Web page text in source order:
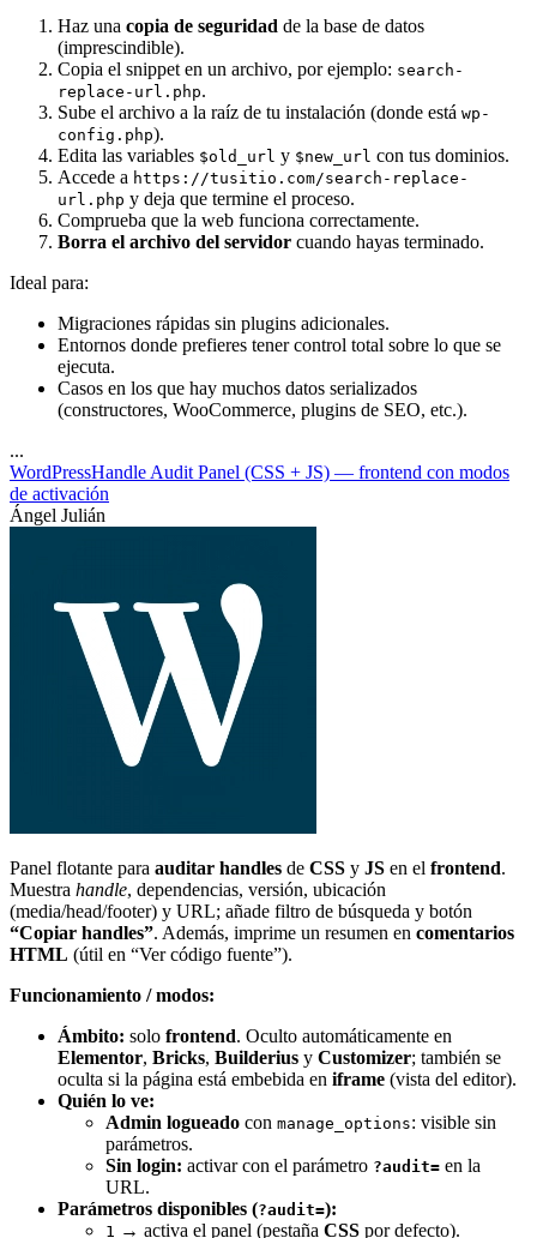
Haz una copia de seguridad de la base de datos
(imprescindible).
Copia el snippet en un archivo, por ejemplo: search-
replace-url.php.
Sube el archivo a la raíz de tu instalación (donde está wp-
config.php).
Edita las variables $old_url y $new_url con tus dominios.
Accede a https://tusitio.com/search-replace-
url.php y deja que termine el proceso.
Comprueba que la web funciona correctamente.
Borra el archivo del servidor cuando hayas terminado.
Ideal para:
Migraciones rápidas sin plugins adicionales.
Entornos donde prefieres tener control total sobre lo que se
ejecuta.
Casos en los que hay muchos datos serializados
(constructores, WooCommerce, plugins de SEO, etc.).
...
WordPressHandle Audit Panel (CSS + JS) — frontend con modos
de activación
Ángel Julián
Panel flotante para auditar handles de CSS y JS en el frontend.
Muestra handle, dependencias, versión, ubicación
(media/head/footer) y URL; añade filtro de búsqueda y botón
“Copiar handles”. Además, imprime un resumen en comentarios
HTML (útil en “Ver código fuente”).
Funcionamiento / modos:
Ámbito: solo frontend. Oculto automáticamente en
Elementor, Bricks, Builderius y Customizer; también se
oculta si la página está embebida en iframe (vista del editor).
Quién lo ve:
Admin logueado con manage_options: visible sin
parámetros.
Sin login: activar con el parámetro ?audit= en la
URL.
Parámetros disponibles (?audit=):
1 → activa el panel (pestaña CSS por defecto).